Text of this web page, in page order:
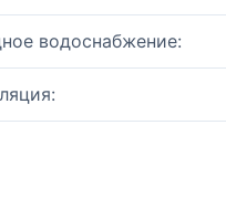
водоснабжение: